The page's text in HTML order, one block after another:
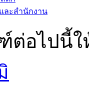
ะสำนักงาน
ต่อไปนี้